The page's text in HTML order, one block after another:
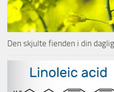
Den skjulte fienden i din